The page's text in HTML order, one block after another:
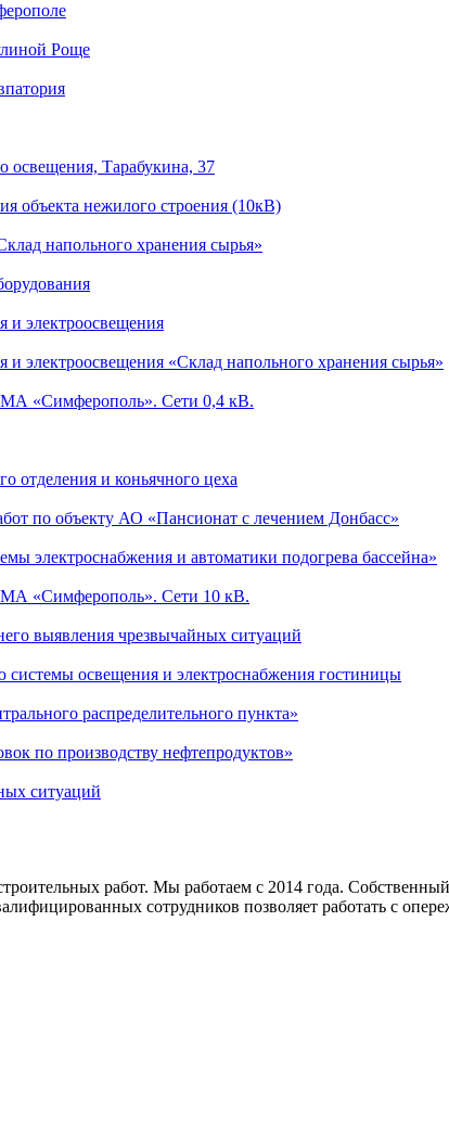
Роще
освещения, Тарабукина, 37
объекта нежилого строения (10кВ)
напольного хранения сырья»
и электроосвещения
электроосвещения «Склад напольного хранения сырья»
МА «Симферополь». Сети 0,4 кВ.
отделения и коньячного цеха
по объекту АО «Пансионат с лечением Донбасс»
электроснабжения и автоматики подогрева бассейна»
МА «Симферополь». Сети 10 кВ.
выявления чрезвычайных ситуаций
системы освещения и электроснабжения гостиницы
распределительного пункта»
по производству нефтепродуктов»
ситуаций
работ. Мы работаем с 2014 года.
сотрудников позволяет работать с